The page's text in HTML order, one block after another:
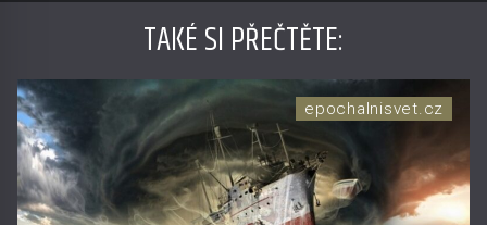
TAKÉ SI PŘEČTĚTE:
epochalnisvet.cz